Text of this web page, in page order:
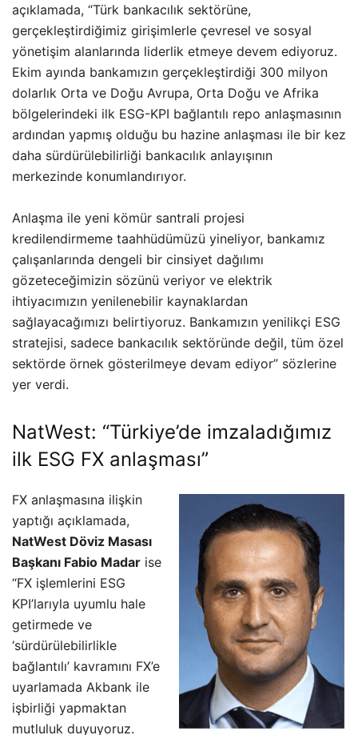
açıklamada, “Türk bankacılık sektörüne,
gerçekleştirdiğimiz girişimlerle çevresel ve sosyal
yönetişim alanlarında liderlik etmeye devem ediyoruz.
Ekim ayında bankamızın gerçekleştirdiği 300 milyon
dolarlık Orta ve Doğu Avrupa, Orta Doğu ve Afrika
bölgelerindeki ilk ESG-KPI bağlantılı repo anlaşmasının
ardından yapmış olduğu bu hazine anlaşması ile bir kez
daha sürdürülebilirliği bankacılık anlayışının
merkezinde konumlandırıyor.
Anlaşma ile yeni kömür santrali projesi
kredilendirmeme taahhüdümüzü yineliyor, bankamız
çalışanlarında dengeli bir cinsiyet dağılımı
gözeteceğimizin sözünü veriyor ve elektrik
ihtiyacımızın yenilenebilir kaynaklardan
sağlayacağımızı belirtiyoruz. Bankamızın yenilikçi ESG
stratejisi, sadece bankacılık sektöründe değil, tüm özel
sektörde örnek gösterilmeye devam ediyor” sözlerine
yer verdi.
NatWest: “Türkiye’de imzaladığımız
ilk ESG FX anlaşması”
FX anlaşmasına ilişkin
yaptığı açıklamada,
NatWest Döviz Masası
Başkanı Fabio Madar ise
“FX işlemlerini ESG
KPI’larıyla uyumlu hale
getirmede ve
‘sürdürülebilirlikle
bağlantılı’ kavramını FX’e
uyarlamada Akbank ile
işbirliği yapmaktan
mutluluk duyuyoruz.